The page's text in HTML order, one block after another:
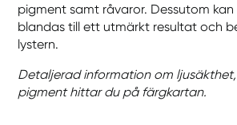
pigment samt råvaror. Dessutom
blandas till ett utmärkt resultat och
lystern.
Detaljerad information om
pigment hittar du på färgkartan.